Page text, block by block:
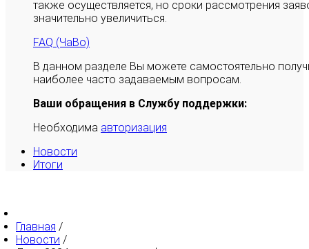
также осуществляется, но сроки рассмотрения
значительно увеличиться.
FAQ (ЧаВо)
В данном разделе Вы можете самостоятельно
наиболее часто задаваемым вопросам.
Ваши обращения в Службу поддержки:
Необходима авторизация
Новости
Итоги
Главная /
Новости /